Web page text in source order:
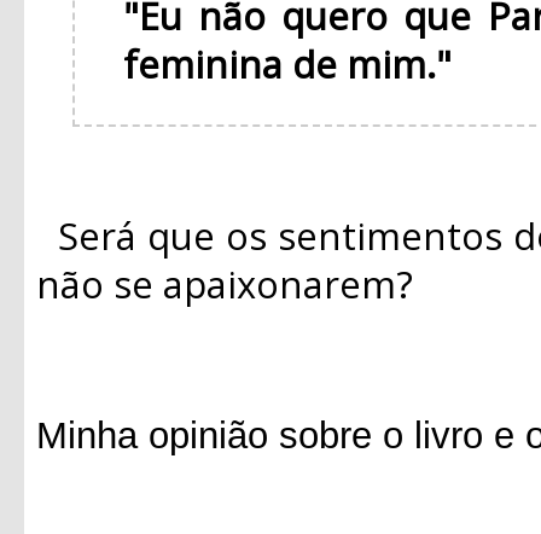
"Eu não quero que
feminina de mim."
Será que os sentimentos
não se apaixonarem?
Minha opinião sobre o livro e